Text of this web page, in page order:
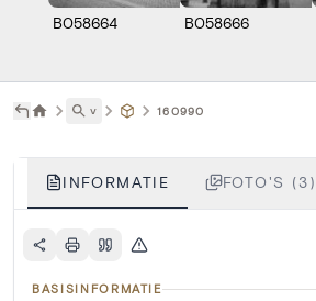
B058664 B058666
˅ 160990
INFORMATIE FOTO'S (3)
BASISINFORMATIE